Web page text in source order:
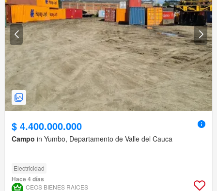
$ 4.400.000.000
Campo in Yumbo, Departamento de Valle del Cauca
Electricidad
Hace 4 días
CEOS BIENES RAICES